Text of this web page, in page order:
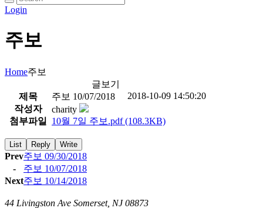
Login
주보
Home주보
글보기
제목
주보 10/07/2018
2018-10-09 14:50:20
작성자
charity
첨부파일
10월 7일 주보.pdf(108.3KB)
List Reply Write
Prev주보 09/30/2018
-
주보 10/07/2018
Next주보 10/14/2018
44 Livingston Ave Somerset, NJ 08873